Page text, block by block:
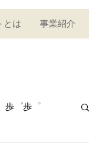
とは 事業紹介
歩゜歩゜